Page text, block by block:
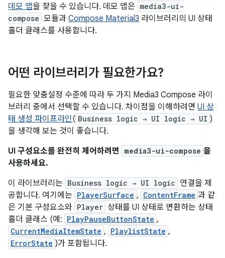
데모 앱을 찾을 수 있습니다. 데모 앱은 media3-ui-
compose 모듈과 Compose Material3 라이브러리의 UI 상태
홀더 클래스를 사용합니다.
어떤 라이브러리가 필요한가요?
필요한 맞춤설정 수준에 따라 두 가지 Media3 Compose 라이
브러리 중에서 선택할 수 있습니다. 차이점을 이해하려면 UI 상
태 생성 파이프라인( Business logic → UI logic → UI )
을 생각해 보는 것이 좋습니다.
UI 구성요소를 완전히 제어하려면 media3-ui-compose 을
사용하세요.
이 라이브러리는 Business logic → UI logic 연결을 제
공합니다. 여기에는 PlayerSurface , ContentFrame 과 같
은 기본 구성요소와 Player 상태를 UI 상태로 변환하는 상태
홀더 클래스 (예: PlayPauseButtonState ,
CurrentMediaItemState , PlaylistState ,
ErrorState )가 포함됩니다.